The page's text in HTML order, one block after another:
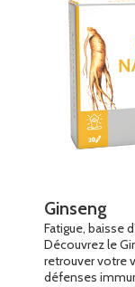
Ginseng
Fatigue, baisse
Découvrez le
retrouver votre
défenses